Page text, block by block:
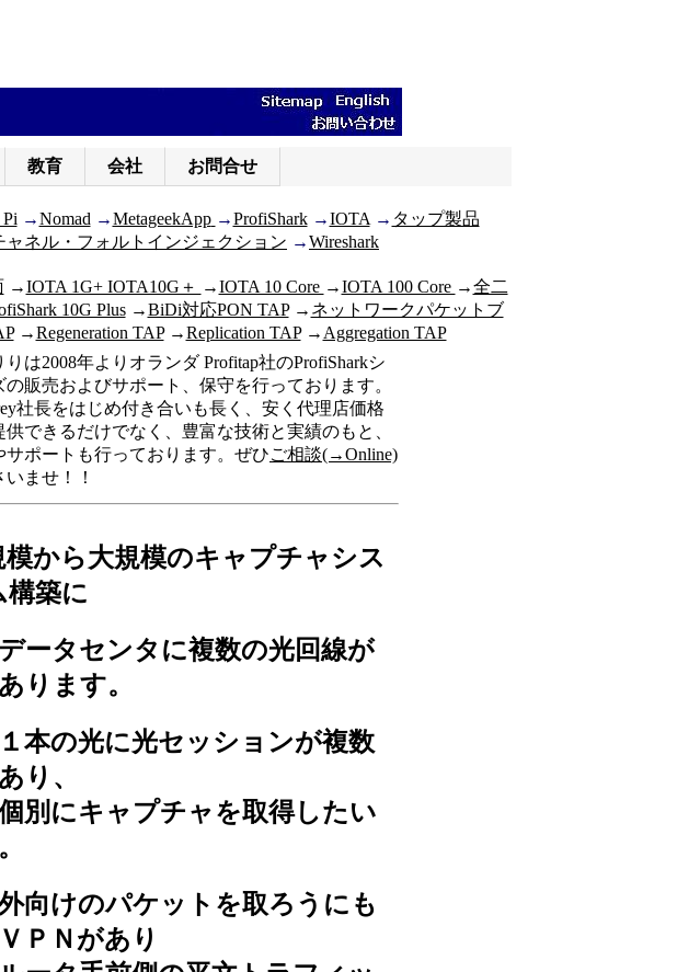
教育 会社 お問合せ
→Nomad →MetageekApp →ProfiShark→IOTA → タップ製品
ャネル・フォルトインジェクション →Wireshark
→IOTA 1G+ IOTA10G＋ →IOTA 10 Core →IOTA 100 Core →全二
10G Plus→BiDi対応PON TAP→ ネットワークパケットブ
→Regeneration TAP→Replication TAP→ Aggregation TAP
りは2008年よりオランダ Profitap社のProfiSharkシ
の販売およびサポート、保守を行っております。
社長をはじめ付き合いも長く、安く代理店価格
供できるだけでなく、豊富な技術と実績のもと、
サポートも行っております。ぜひご相談(→Online)
いませ！！
模から大規模のキャプチャシス
構築に
データセンタに複数の光回線が
あります。
１本の光に光セッションが複数
あり、
別にキャプチャを取得したい
。
向けのパケットを取ろうにも
ＶＰＮがあり